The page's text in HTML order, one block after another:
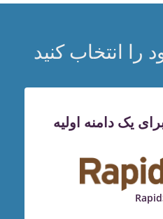
انتخاب کنید
یک دامنه اولیه